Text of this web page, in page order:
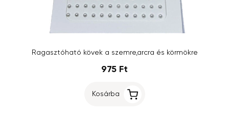
Ragasztóható kövek a szemre,arcra és körmökre
975 Ft
Kosárba